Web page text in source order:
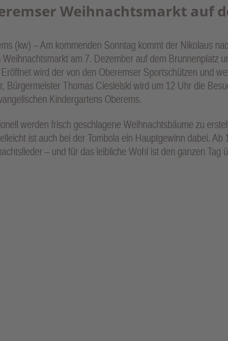
Weihnachtsmarkt auf
(kw) – Am kommenden Sonntag kommt der Nikolaus
Weihnachtsmarkt am 7. Dezember auf dem Brunnenplatz
wird der von den Oberemser Sportschützen und
Bürgermeister Thomas Ciesielski wird um 12 Uhr die
Kindergartens Oberems.
werden frisch geschlagene Weihnachtsbäume zu
ist auch bei der Tombola ein Hauptgewinn dabei.
– und für das leibliche Wohl ist den ganzen Tag